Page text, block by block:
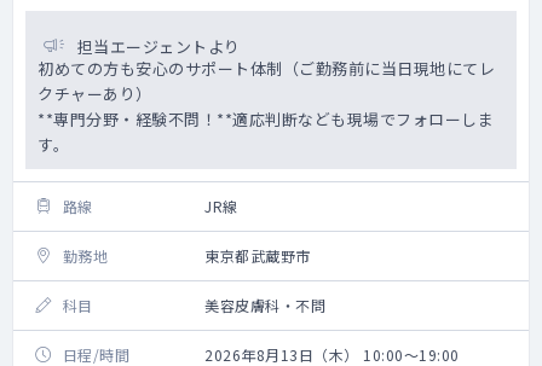
担当エージェントより
初めての方も安心のサポート体制（ご勤務前に当日現地にてレ
クチャーあり）
**専門分野・経験不問！**適応判断なども現場でフォローしま
す。
路線 JR線
勤務地 東京都武蔵野市
科目 美容皮膚科・不問
日程/時間 2026年8月13日（木） 10:00～19:00